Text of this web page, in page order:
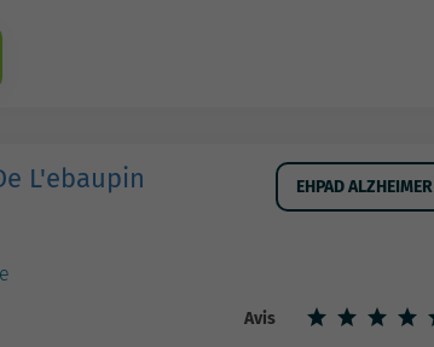
L'ebaupin EHPAD ALZHEIMER
Avis